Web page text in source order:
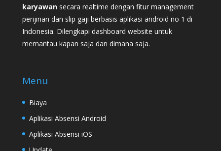
karyawan secara realtime dengan fitur management
perijinan dan slip gaji berbasis aplikasi android no 1 di
Indonesia. Dilengkapi dashboard website untuk
memantau kapan saja dan dimana saja.
Menu
Biaya
Aplikasi Absensi Android
Aplikasi Absensi iOS